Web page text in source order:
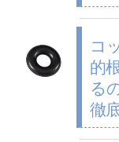
コ
的
る
徹